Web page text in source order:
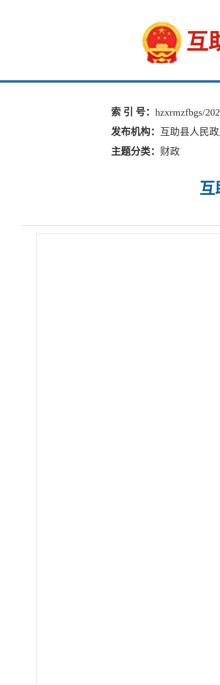
互
索 引 号： hzxrmzfbgs/
发布机构：
互助县人民
主题分类： 财政
互